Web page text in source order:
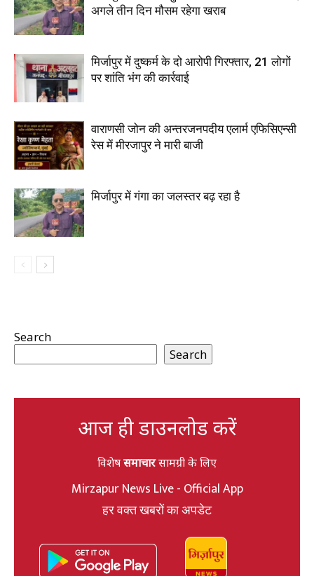
अगले तीन दिन मौसम रहेगा खराब
मिर्जापुर में दुष्कर्म के दो आरोपी गिरफ्तार, 21 लोगों
पर शांति भंग की कार्रवाई
वाराणसी जोन की अन्तरजनपदीय एलार्म एफिसिएन्सी
रेस में मीरजापुर ने मारी बाजी
मिर्जापुर में गंगा का जलस्तर बढ़ रहा है
Search
Search
आज ही डाउनलोड करें
विशेषसमाचारसामग्री के लिए
Mirzapur News Live - Official App
हर वक्त खबरों का अपडेट